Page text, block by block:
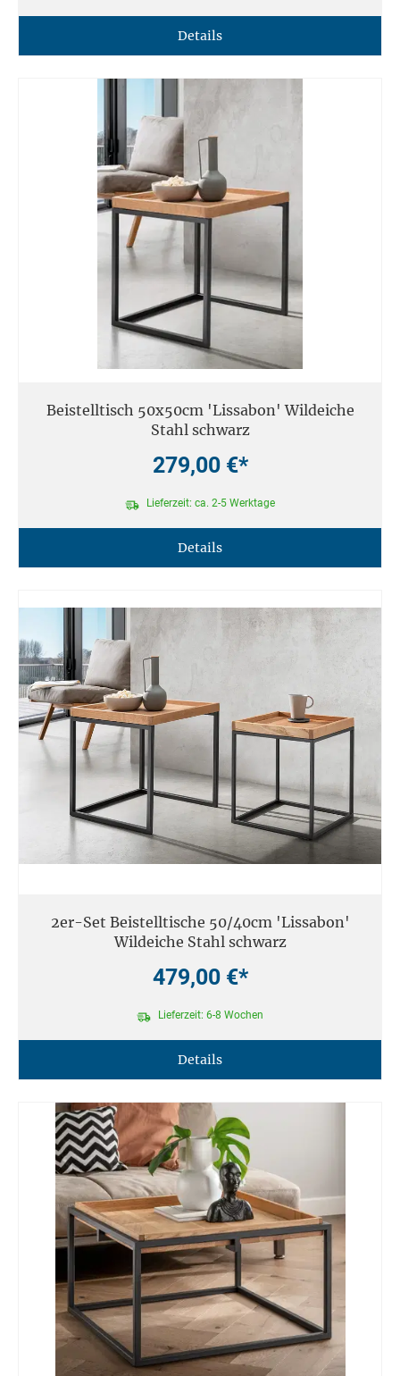
Details
Beistelltisch 50x50cm 'Lissabon' Wildeiche
Stahl schwarz
279,00 €*
Lieferzeit: ca. 2-5 Werktage
Details
2er-Set Beistelltische 50/40cm 'Lissabon'
Wildeiche Stahl schwarz
479,00 €*
Lieferzeit: 6-8 Wochen
Details